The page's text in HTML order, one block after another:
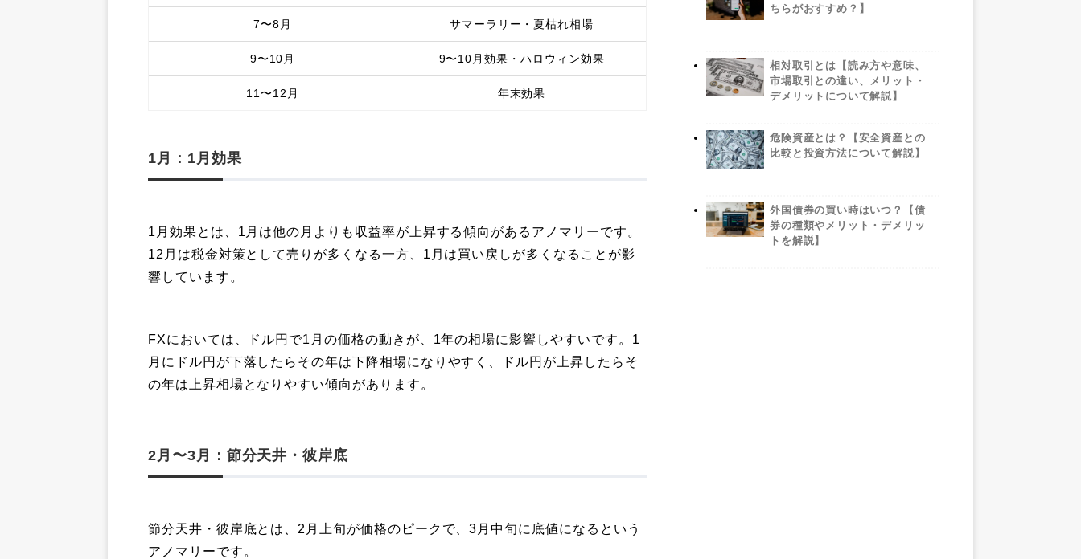
7〜8月 サマーラリー・夏枯れ相場
9〜10月 9〜10月効果・ハロウィン効果
11〜12月 年末効果
1月：1月効果
1月効果とは、1月は他の月よりも収益率が上昇する傾向があるアノマリーです。
12月は税金対策として売りが多くなる一方、1月は買い戻しが多くなることが影
響しています。
FXにおいては、ドル円で1月の価格の動きが、1年の相場に影響しやすいです。1
月にドル円が下落したらその年は下降相場になりやすく、ドル円が上昇したらそ
の年は上昇相場となりやすい傾向があります。
2月〜3月：節分天井・彼岸底
節分天井・彼岸底とは、2月上旬が価格のピークで、3月中旬に底値になるという
アノマリーです。
ちらがおすすめ？】
相対取引とは【読み方や意味、
市場取引との違い、メリット・
デメリットについて解説】
危険資産とは？【安全資産との
比較と投資方法について解説】
外国債券の買い時はいつ？【債
券の種類やメリット・デメリッ
トを解説】